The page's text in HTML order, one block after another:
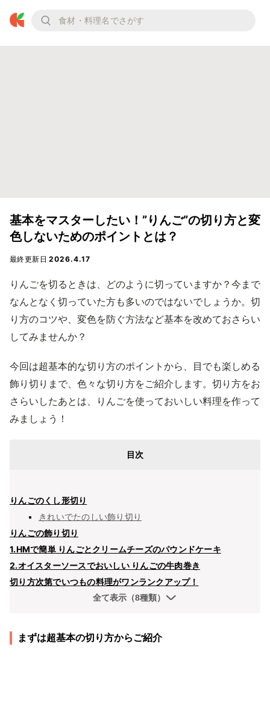
基本をマスターしたい！”りんご”の切り方と変
色しないためのポイントとは？
最終更新日2026.4.17
りんごを切るときは、どのように切っていますか？今まで
なんとなく切っていた方も多いのではないでしょうか。切
り方のコツや、変色を防ぐ方法など基本を改めておさらい
してみませんか？
今回は超基本的な切り方のポイントから、目でも楽しめる
飾り切りまで、色々な切り方をご紹介します。切り方をお
さらいしたあとは、りんごを使っておいしい料理を作って
みましょう！
目次
りんごのくし形切り
きれいでたのしい飾り切り
りんごの飾り切り
1.HMで簡単 りんごとクリームチーズのパウンドケーキ
2.オイスターソースでおいしい りんごの牛肉巻き
切り方次第でいつもの料理がワンランクアップ！
全て表示（8種類）
まずは超基本の切り方からご紹介